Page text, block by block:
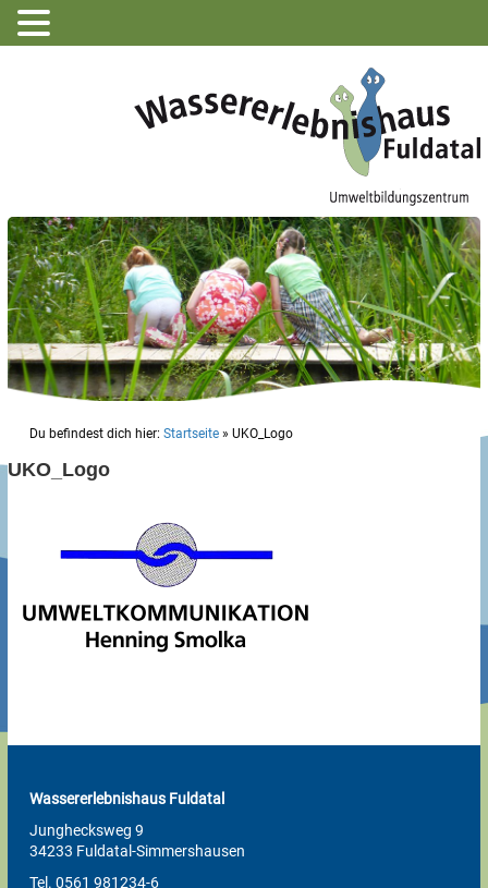
Du befindest dich hier: Startseite » UKO_Logo
UKO_Logo
Wassererlebnishaus Fuldatal
Junghecksweg 9
34233 Fuldatal-Simmershausen
Tel. 0561 981234-6